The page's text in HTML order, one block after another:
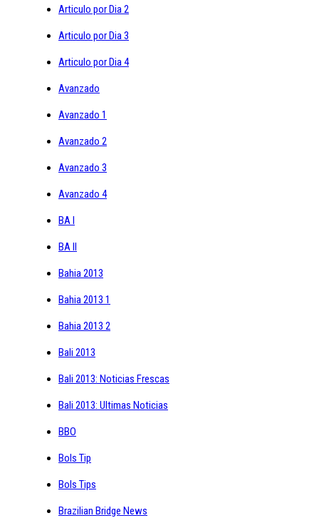
Articulo por Dia 2
Articulo por Dia 3
Articulo por Dia 4
Avanzado
Avanzado 1
Avanzado 2
Avanzado 3
Avanzado 4
BA I
BA II
Bahia 2013
Bahia 2013 1
Bahia 2013 2
Bali 2013
Bali 2013: Noticias Frescas
Bali 2013: Ultimas Noticias
BBO
Bols Tip
Bols Tips
Brazilian Bridge News